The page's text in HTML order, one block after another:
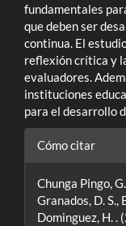
fundamentales
que deben ser
continua. El
reflexión crítica y
evaluadores.
instituciones
para el desarrollo
Detalles
artículo
Cómo citar
Chunga Pingo,
Granados, D. S.,
Dominguez, H. .